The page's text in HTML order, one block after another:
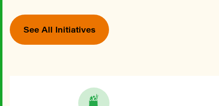
See All Initiatives